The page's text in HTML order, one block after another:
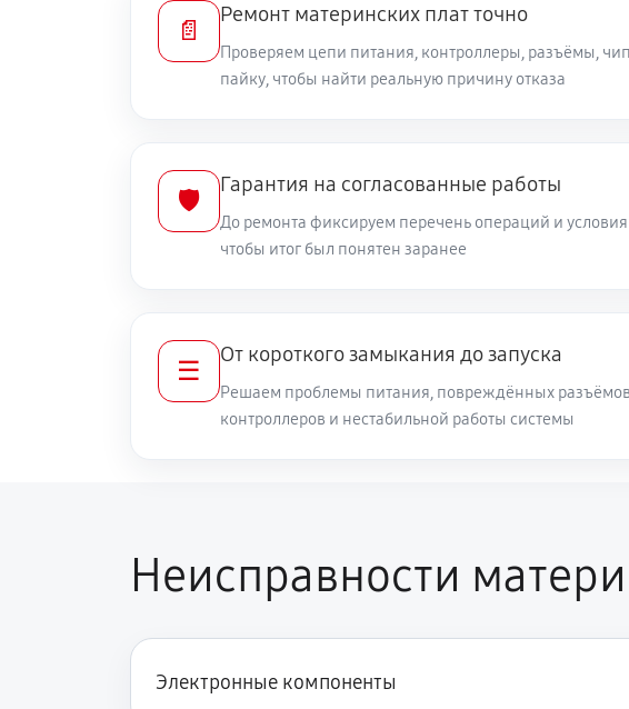
📄
Ремонт материнских плат точно
Проверяем цепи питания, контроллеры, разъёмы,
пайку, чтобы найти реальную причину отказа
🛡️
Гарантия на согласованные работы
До ремонта фиксируем перечень операций и условия
чтобы итог был понятен заранее
☰
От короткого замыкания до запуска
Решаем проблемы питания, повреждённых
контроллеров и нестабильной работы системы
Неисправности
Электронные компоненты